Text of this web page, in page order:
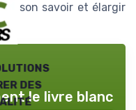
son savoir et élargir
des
le livre blanc